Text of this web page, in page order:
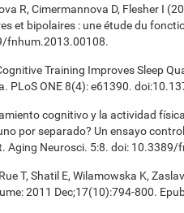
R, Cimermannova D, Flesher I
et bipolaires : une étude du
fnhum.2013.00108.
Training Improves Sleep
PLoS ONE 8(4): e61390.
cognitivo y la actividad
por separado? Un ensayo
Aging Neurosci. 5:8. doi:
T, Shatil E, Wilamowska K,
2011 Dec;17(10):794-800.